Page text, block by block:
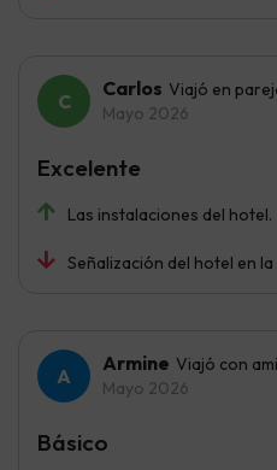
Carlos Viajó en
Mayo 2026
Las instalaciones del hotel.
Señalización del hotel en
Excelente
Armine Viajó con
Mayo 2026
Básico